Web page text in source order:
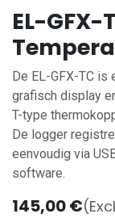
EL-
De EL-GFX-TC
grafisch display
T-type
De logger
eenvoudig via
software.
145,00€